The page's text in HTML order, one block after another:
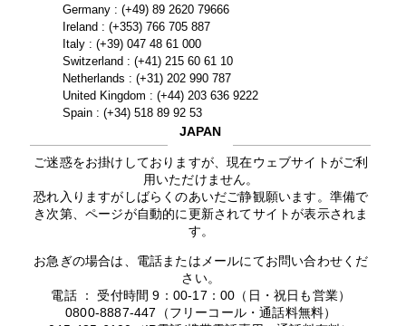
Germany : (+49) 89 2620 79666
Ireland : (+353) 766 705 887
Italy : (+39) 047 48 61 000
Switzerland : (+41) 215 60 61 10
Netherlands : (+31) 202 990 787
United Kingdom : (+44) 203 636 9222
Spain : (+34) 518 89 92 53
JAPAN
ご迷惑をお掛けしておりますが、現在ウェブサイトがご利
用いただけません。
恐れ入りますがしばらくのあいだご静観願います。準備で
き次第、ページが自動的に更新されてサイトが表示されま
す。
お急ぎの場合は、電話またはメールにてお問い合わせくだ
さい。
電話 ： 受付時間 9：00-17：00（日・祝日も営業）
0800-8887-447（フリーコール・通話料無料）